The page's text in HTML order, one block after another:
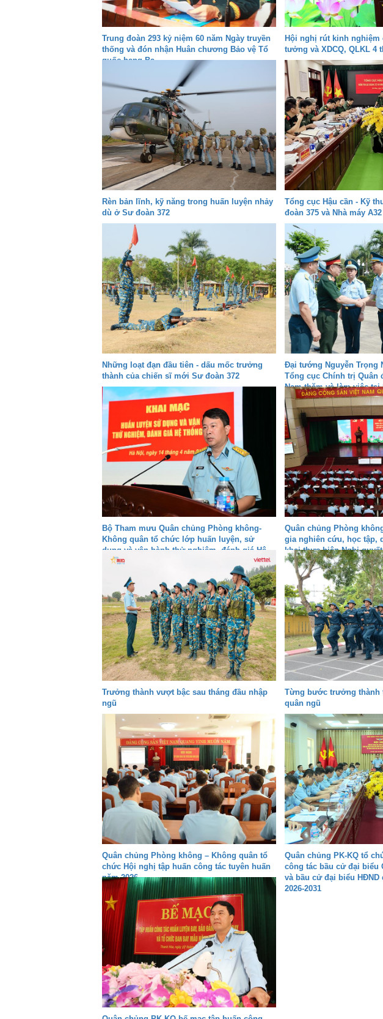
Trung đoàn 293 kỷ niệm 60 năm Ngày truyền
thống và đón nhận Huân chương Bảo vệ Tổ
quốc hạng Ba
Hội nghị rút kinh nghiệm
tưởng và XDCQ, QLKL 4
Rèn bản lĩnh, kỹ năng trong huấn luyện nhảy
dù ở Sư đoàn 372
Tổng cục Hậu cần - Kỹ
đoàn 375 và Nhà máy A32
Những loạt đạn đầu tiên - dấu mốc trưởng
thành của chiến sĩ mới Sư đoàn 372
Đại tướng Nguyễn Trọng
Tổng cục Chính trị Quân
Nam thăm và làm việc
quân 372
Bộ Tham mưu Quân chủng Phòng không-
Không quân tổ chức lớp huấn luyện, sử
dụng và vận hành thử nghiệm, đánh giá Hệ
thống VQ2-M3
Quân chủng Phòng
gia nghiên cứu, học tập,
khai thực hiện Nghị
hai, Ban Chấp hành
XIV
Trưởng thành vượt bậc sau tháng đầu nhập
ngũ
Từng bước trưởng thành
quân ngũ
Quân chủng Phòng không – Không quân tổ
chức Hội nghị tập huấn công tác tuyên huấn
năm 2026
Quân chủng PK-KQ tổ
công tác bầu cử đại biểu
và bầu cử đại biểu HĐND
2026-2031